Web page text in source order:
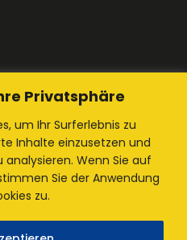
Privatsphäre
um Ihr Surferlebnis zu
Inhalte einzusetzen und
Wenn Sie auf
Sie der Anwendung
zu.